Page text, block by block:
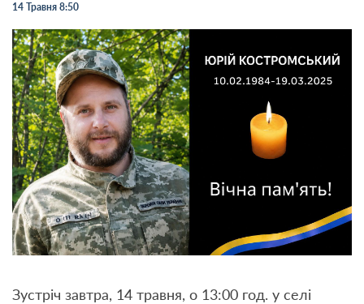
14 Травня 8:50
Зустріч завтра, 14 травня, о 13:00 год. у селі